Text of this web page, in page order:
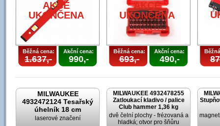
AKCE
UKONČENA
Běžná cena:
1.637,-
Akční cena:
990,-
AKCE
UKONČENA
Běžná cena:
693,-
Akční cena:
490,-
MILWAUKEE
4932472124 Tesařský
úhelník 18 cm
laserové značení
MILWAUKEE 4932478255
Zatloukací kladivo / palice
Club hammer 1,36 kg
dvě čelní plochy - frézovaná a
hladká; otvor pro šňůru